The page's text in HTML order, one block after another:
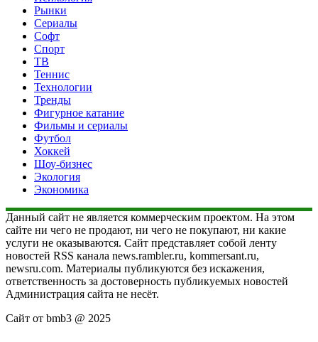
Рынки
Сериалы
Софт
Спорт
ТВ
Теннис
Технологии
Тренды
Фигурное катание
Фильмы и сериалы
Футбол
Хоккей
Шоу-бизнес
Экология
Экономика
Данный сайт не является коммерческим проектом. На этом
сайте ни чего не продают, ни чего не покупают, ни какие
услуги не оказываются. Сайт представляет собой ленту
новостей RSS канала news.rambler.ru, kommersant.ru,
newsru.com. Материалы публикуются без искажения,
ответственность за достоверность публикуемых новостей
Администрация сайта не несёт.
Сайт от bmb3 @ 2025